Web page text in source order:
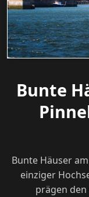
Bunte
Bunte Häuser
einziger
prägen